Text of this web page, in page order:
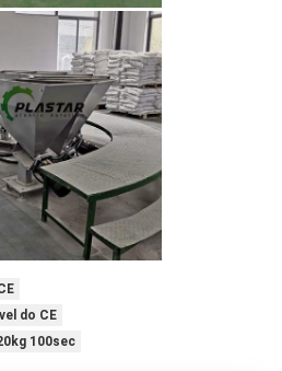
do CE
100sec